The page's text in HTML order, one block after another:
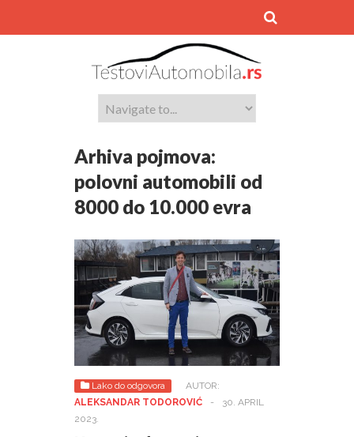
Arhiva pojmova:
polovni automobili od
8000 do 10.000 evra
Lako do odgovora
AUTOR:
ALEKSANDAR TODOROVIĆ
-
30. APRIL
2023.